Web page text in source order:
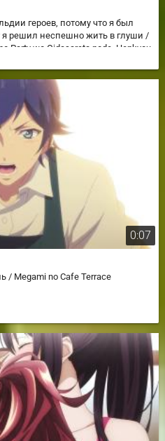
героев, потому что я был
решил неспешно жить в глуши /
Party wo Oidasareta node, Henkyou
0:07
/ Megami no Cafe Terrace